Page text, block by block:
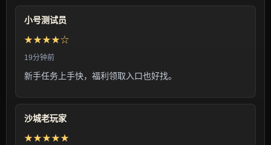
小号测试员
★★★★☆
19分钟前
新手任务上手快，福利领取入口也好找。
沙城老玩家
★★★★★